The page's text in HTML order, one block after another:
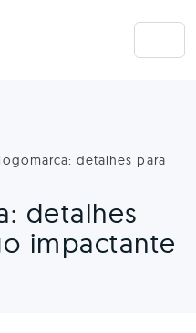
detalhes para
detalhes
impactante